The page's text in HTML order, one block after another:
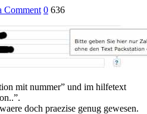
Commenton
nummer
ohne
0 636
mit nummer” und im hilfetext
doch praezise genug gewesen.